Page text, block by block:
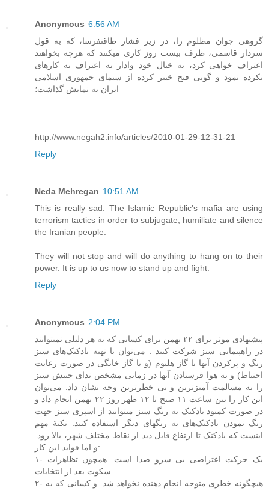
Anonymous 6:56 AM
گروهی جوان مظلوم را، در زیر فشار طاقتفرسا، که به قول
سردار قاسمی، ظرف بیست روز کاری میکنند که هرچه بخواهند
اعتراف خواهی کرد، به خیال خود وادار به اعتراف به کارهای
نکرده نمود و گویی فتح خیبر کرده از سیمای جمهوری اسلامی
ایران به نمایش گذاشت؛
http://www.negah2.info/articles/2010-01-29-12-31-21
Reply
Neda Mehregan 10:51 AM
This is really sad. The Islamic Republic's mafia are using
terrorism tactics in order to subjugate, humiliate and silence
the Iranian people.
They will not stop and will do anything to hang on to their
power. It is up to us now to stand up and fight.
Reply
Anonymous 2:04 PM
پیشنهادی موثر برای ۲۲ بهمن برای کسانی‌ که به هر دلیلی‌ نمیتوانند
در راهپیمایی سبز شرکت کنند . می‌توان با تهیه بادکنک‌های سبز
رنگ و پرکردن آنها با گاز هلیوم (و یا گاز خانگی در صورت رعایت
احتیاط) و به هوا فرستادن آنها در زمانی‌ مشخص ندای جنبش سبز
را به مسالمت آمیز‌ترین و بی خطر‌ترین وجه نشان داد. می‌توان
این کار را بین ساعت ۱۱ صبح تا ۱۲ ظهر روز ۲۲ بهمن انجام داد و
در صورت کمبود بادکنک به رنگ سبز میتوانید از اسپری سبز جهت
رنگ نمودن بادکنک‌های به رنگهای دیگر استفاده کنید. نکتهٔ مهم
اینست که بادکنک تا ارتفاع قابل دید از نقاط مختلف شهر، بالا رود.
و اما فواید این کار:
۱- یک حرکت اعتراضی بی‌ سرو صدا است. همچون تظاهرات
۲- هیچگونه خطری متوجه انجام دهنده نخواهد شد. و کسانی‌ که به